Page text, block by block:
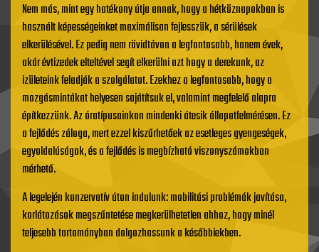
Nem más, mint egy hatékony útja annak, hogy a hétköznapokban is
használt képességeinket maximálisan fejlesszük, a sérülések
elkerülésével. Ez pedig nem rövidtávon a legfontosabb, hanem évek,
akár évtizedek elteltével segít elkerülni azt hogy a derekunk, az
izületeink feladják a szolgálatot. Ezekhez a legfontosabb, hogy a
mozgásmintákat helyesen sajátítsuk el, valamint megfelelő alapra
építkezzünk. Az óratípusainkon mindenki átesik állapotfelmérésen. Ez
a fejlődés záloga, mert ezzel kiszűrhetőek az esetleges gyengeségek,
egyoldalúságok, és a fejlődés is megbízható viszonyszámokban
mérhető.
A legelején konzervatív úton indulunk: mobilitási problémák javítása,
korlátozások megszűntetése megkerülhetetlen ahhoz, hogy minél
teljesebb tartományban dolgozhassunk a későbbiekben.